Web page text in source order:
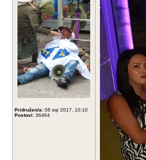
Pridružen/a: 08 srp 2017, 10:10
Postovi: 36464